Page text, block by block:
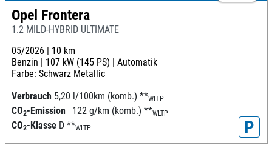
Opel Frontera
1.2 MILD-HYBRID ULTIMATE
05/2026 | 10 km
Benzin | 107 kW (145 PS) | Automatik
Farbe: Schwarz Metallic
Verbrauch 5,20 l/100km (komb.) **WLTP
CO2-Emission 122 g/km (komb.) **WLTP
CO2-Klasse D **WLTP P